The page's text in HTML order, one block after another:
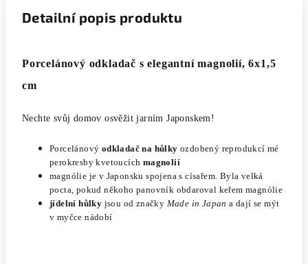
Detailní popis produktu
Porcelánový odkladač s elegantní magnolií, 6x1,5
cm
Nechte svůj domov osvěžit jarním Japonskem!
Porcelánový odkladač na hůlky ozdobený reprodukcí mé
perokresbykvetoucích magnolií
magnólie je v Japonsku spojena s císařem. Byla velká
pocta, pokud někoho panovník obdaroval keřem magnólie
jídelní hůlky jsou od značky Made in Japan a dají se mýt
v myčce nádobí